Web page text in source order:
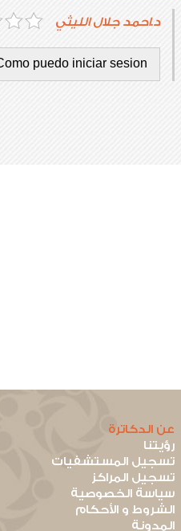
د.احمد جلال الليثي
puedo iniciar sesion?
عن الدكاترة
رؤيتنا
تسجيل المستشفيات
تسجيل المراكز
سياسة الخصوصية
الشروط و الأحكام
المدونة